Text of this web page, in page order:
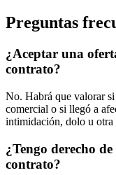
Preguntas
¿Aceptar una
contrato?
No. Habrá que valorar
comercial o si llegó a
intimidación, dolo u otra
¿Tengo derecho
contrato?